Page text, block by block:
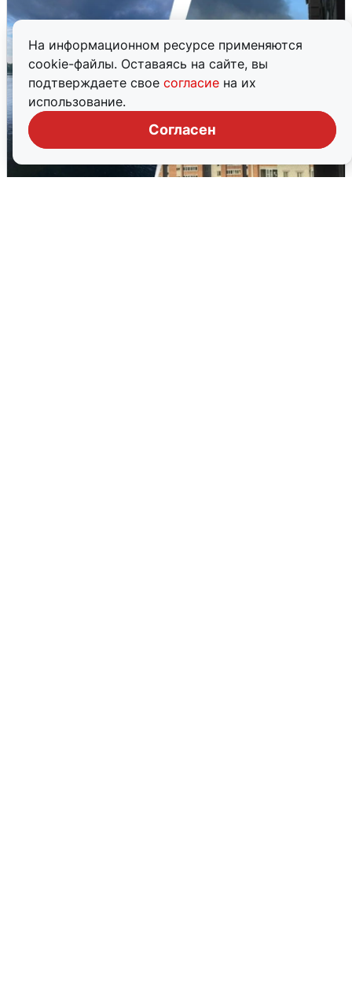
На информационном ресурсе применяются
cookie-файлы. Оставаясь на сайте, вы
подтверждаете свое согласие на их
использование.
Согласен